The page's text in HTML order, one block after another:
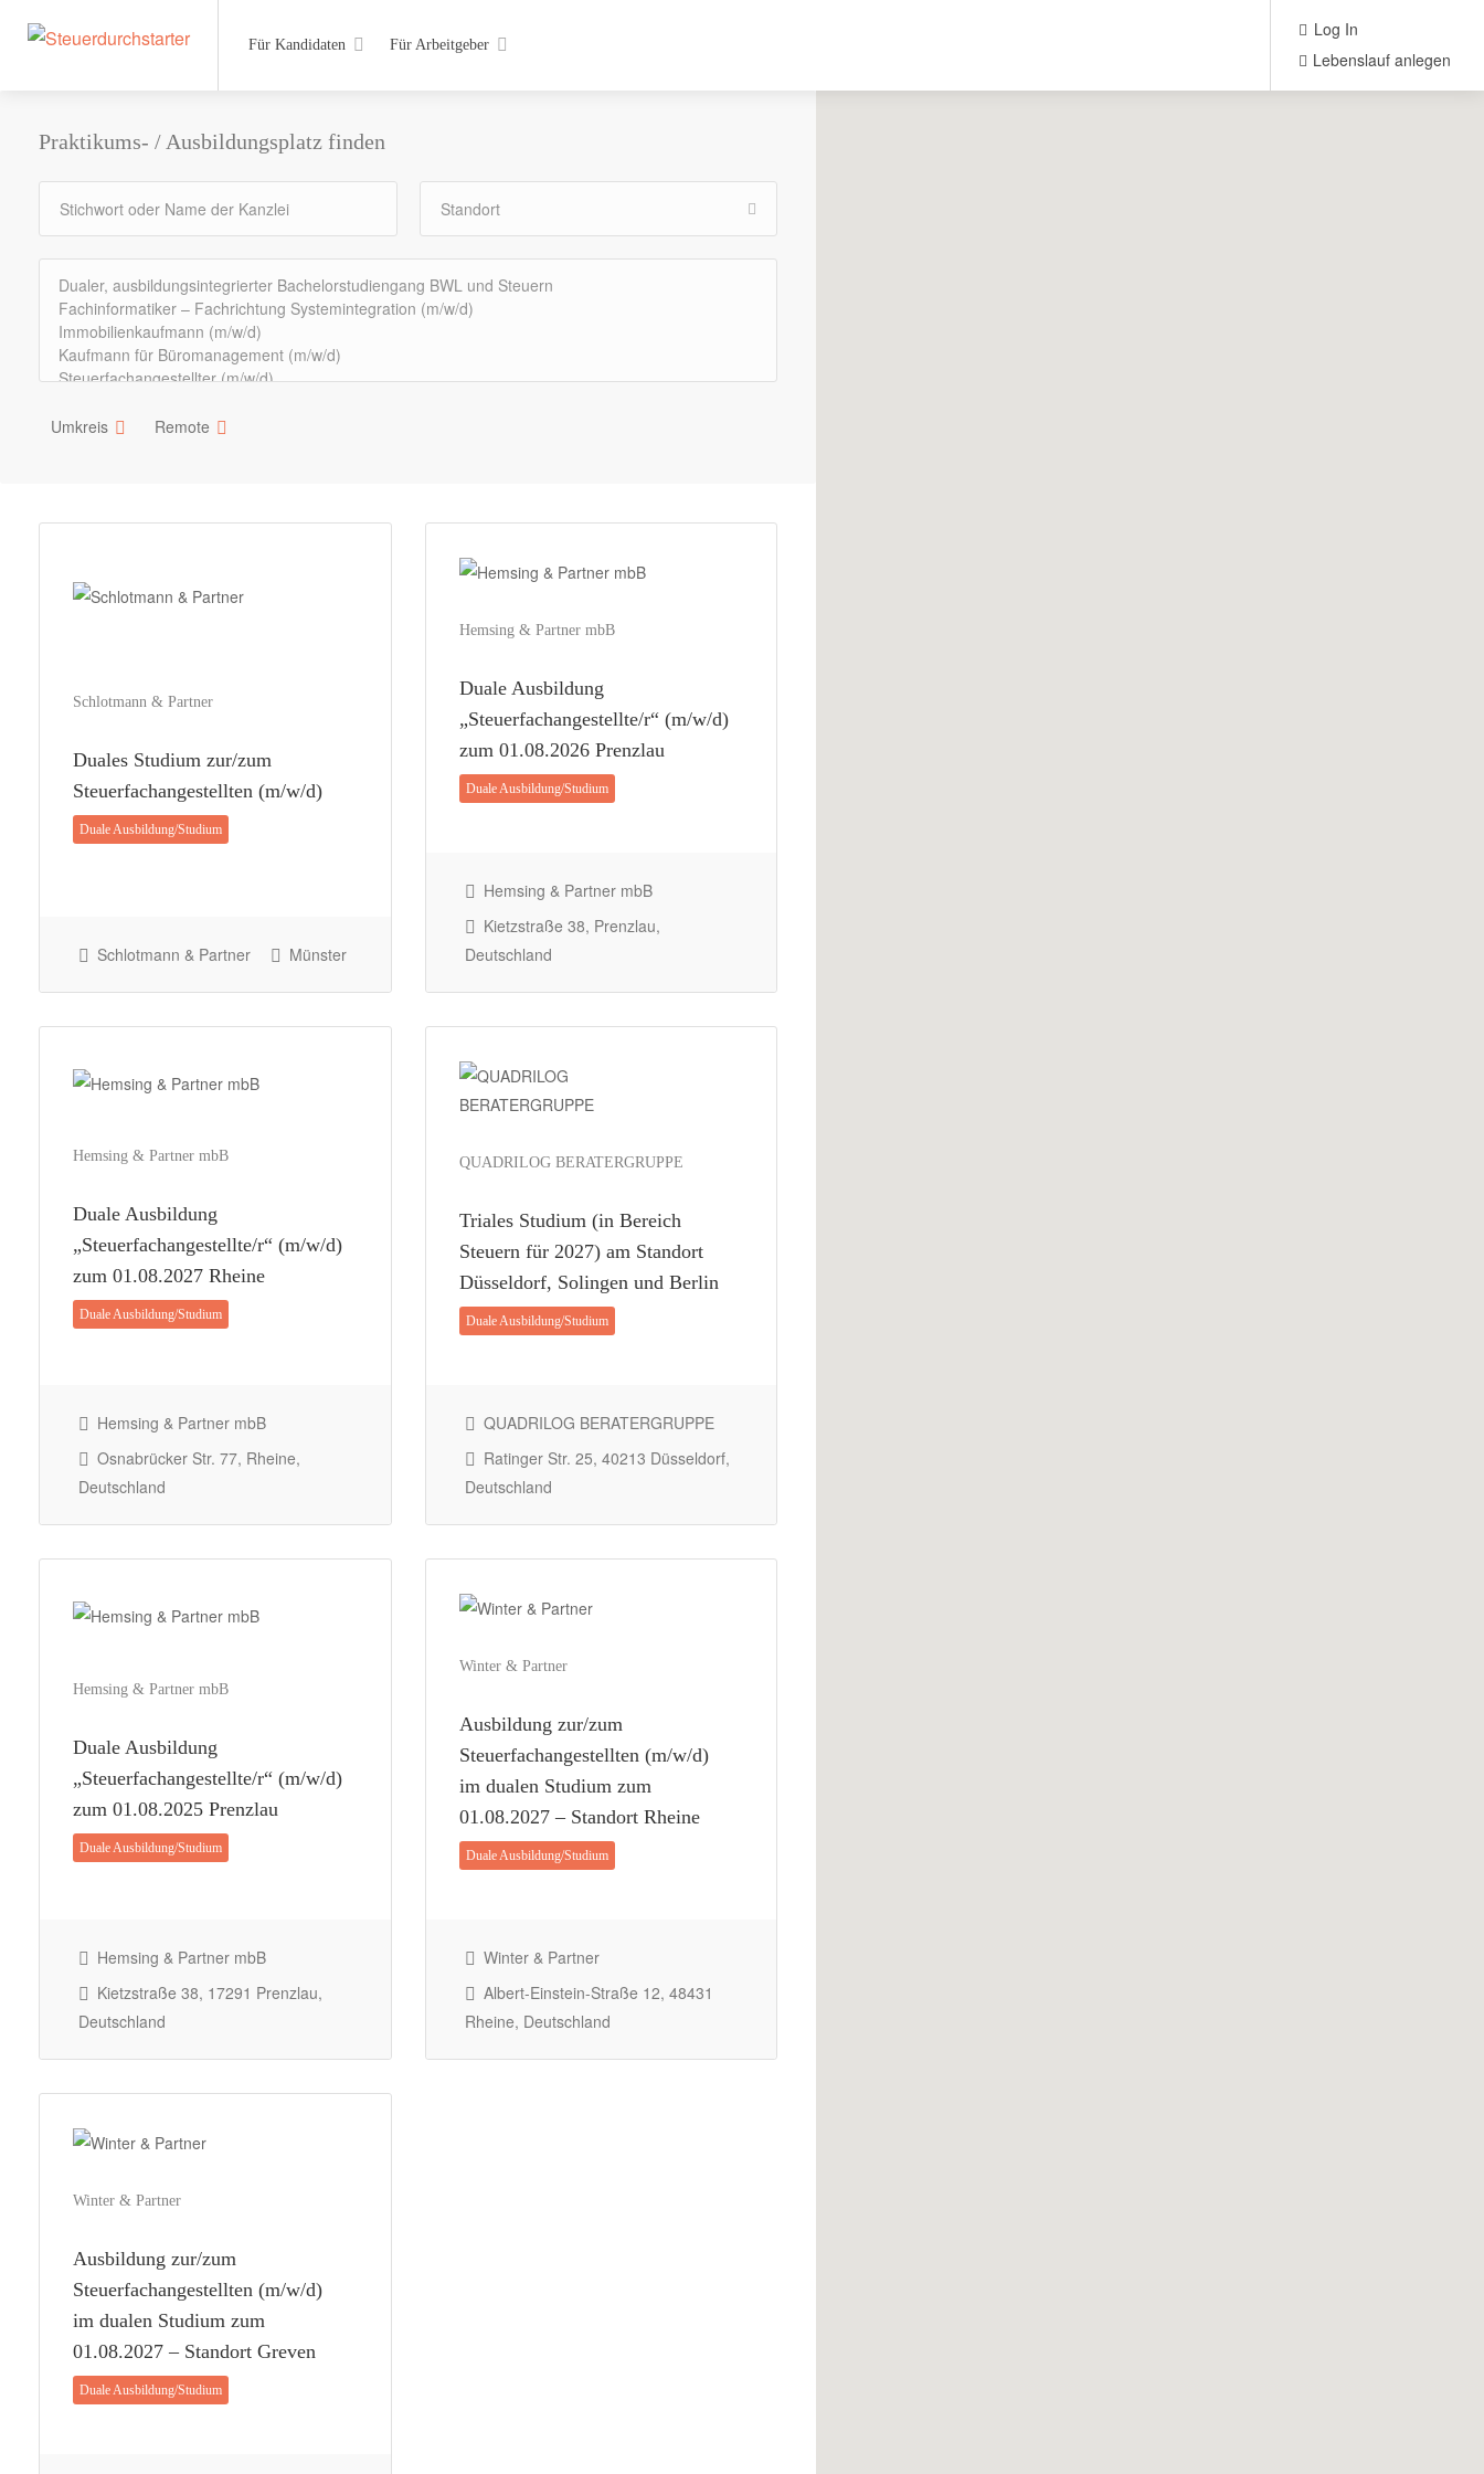
Für Kandidaten Für Arbeitgeber
Log In
Lebenslauf anlegen
Praktikums- / Ausbildungsplatz finden
Umkreis Remote
Schlotmann & Partner
Duales Studium zur/zum
Steuerfachangestellten (m/w/d)
Duale Ausbildung/Studium
Schlotmann & Partner Münster
Hemsing & Partner mbB
Duale Ausbildung
„Steuerfachangestellte/r“ (m/w/d)
zum 01.08.2026 Prenzlau
Duale Ausbildung/Studium
Hemsing & Partner mbB
Kietzstraße 38, Prenzlau,
Deutschland
Hemsing & Partner mbB
Duale Ausbildung
„Steuerfachangestellte/r“ (m/w/d)
zum 01.08.2027 Rheine
Duale Ausbildung/Studium
Hemsing & Partner mbB
Osnabrücker Str. 77, Rheine,
Deutschland
QUADRILOG BERATERGRUPPE
Triales Studium (in Bereich
Steuern für 2027) am Standort
Düsseldorf, Solingen und Berlin
Duale Ausbildung/Studium
QUADRILOG BERATERGRUPPE
Ratinger Str. 25, 40213 Düsseldorf,
Deutschland
Hemsing & Partner mbB
Duale Ausbildung
„Steuerfachangestellte/r“ (m/w/d)
zum 01.08.2025 Prenzlau
Duale Ausbildung/Studium
Hemsing & Partner mbB
Kietzstraße 38, 17291 Prenzlau,
Deutschland
Winter & Partner
Ausbildung zur/zum
Steuerfachangestellten (m/w/d)
im dualen Studium zum
01.08.2027 – Standort Rheine
Duale Ausbildung/Studium
Winter & Partner
Albert-Einstein-Straße 12, 48431
Rheine, Deutschland
Winter & Partner
Ausbildung zur/zum
Steuerfachangestellten (m/w/d)
im dualen Studium zum
01.08.2027 – Standort Greven
Duale Ausbildung/Studium